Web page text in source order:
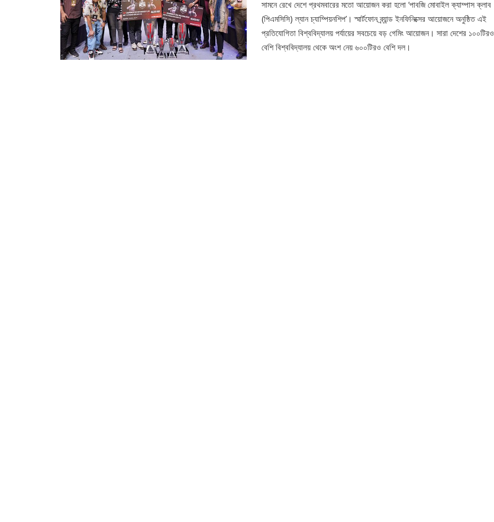
সামনে রেখে দেশে প্রথমবারের মতো আয়োজন করা হলো ‘পাবজি মোবাইল ক্যাম্পাস ক্লাব
(পিএমসিসি) ল্যান চ্যাম্পিয়নশিপ’। স্মার্টফোন ব্র্যান্ড ইনফিনিক্সের আয়োজনে অনুষ্ঠিত এই
প্রতিযোগিতা বিশ্ববিদ্যালয় পর্যায়ের সবচেয়ে বড় গেমিং আয়োজন। সারা দেশের ১০০টিরও
বেশি বিশ্ববিদ্যালয় থেকে অংশ নেয় ৬০০টিরও বেশি দল।